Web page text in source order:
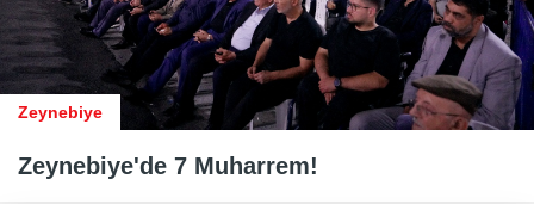
Zeynebiye
Zeynebiye'de 7 Muharrem!